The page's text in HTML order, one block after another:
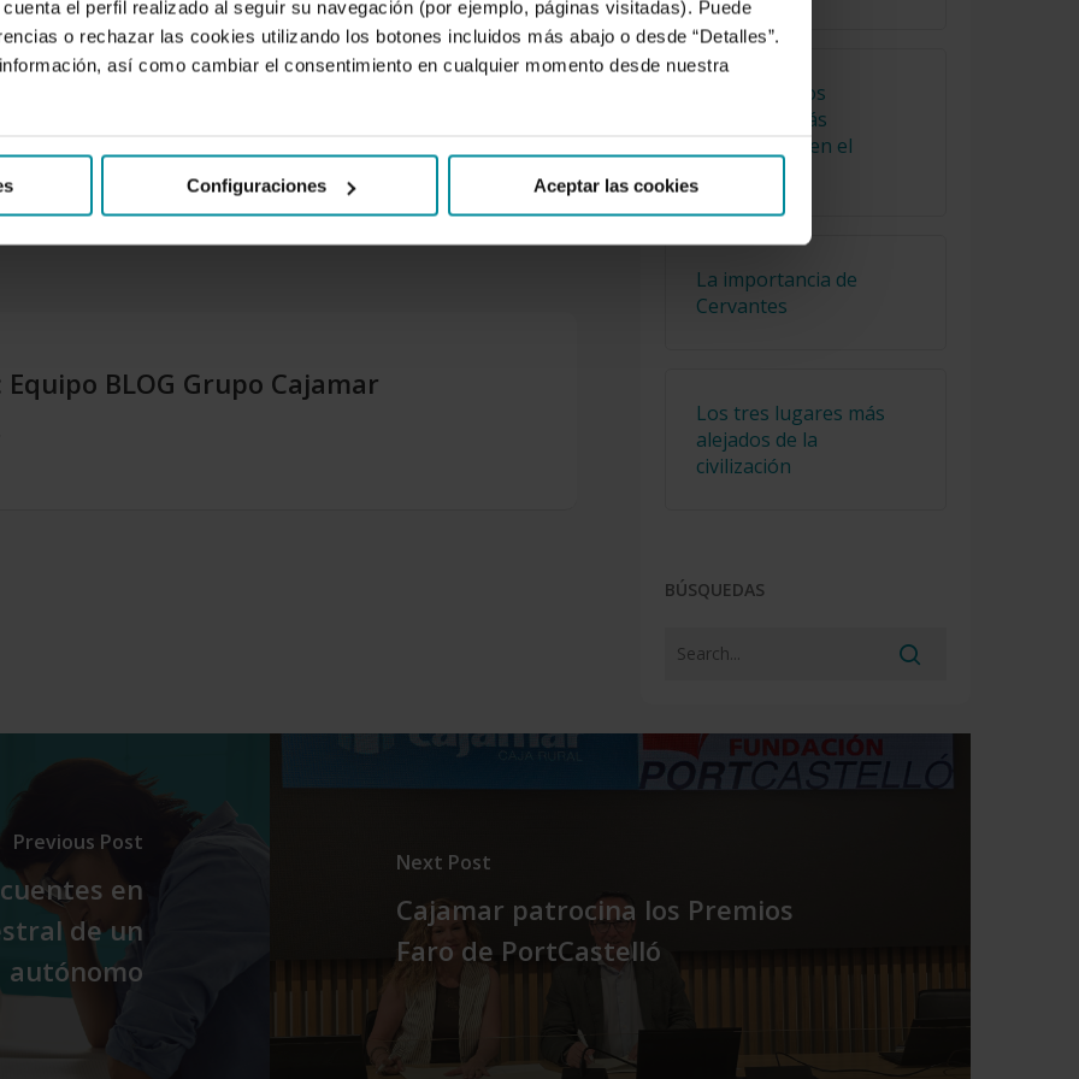
el perfil realizado al seguir su navegación (por ejemplo, páginas visitadas). Puede
o rechazar las cookies utilizando los botones incluidos más abajo o desde “Detalles”.
así como cambiar el consentimiento en cualquier momento desde nuestra
Configuraciones Aceptar las cookies
paradoja que dice quecuanto más avanza la IA, más
aunque la automatización elimina tareas, también expone lo
coordinar, interpretar y responsabilizarse. Es decir, tareas
Equipo BLOG Grupo Cajamar
Cuáles son los
alimentos más
consumidos en el
La importancia de
Cervantes
Los tres lugares más
alejados de la
civilización
BÚSQUEDAS
Previous Post
en
de un
autónomo
Next Post
Cajamar patrocina los Premios
Faro de PortCastelló